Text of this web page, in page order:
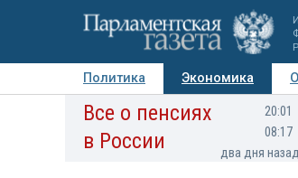
Политика Экономика
Авторы Персоны
Все о пенсиях
в России
20:01
08:17
два дня назад